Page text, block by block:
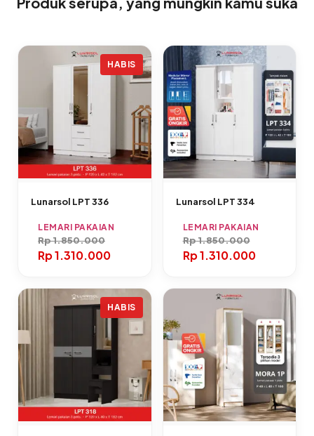
HABIS
Lunarsol LPT 336
LEMARI PAKAIAN
Rp1.850.000
Rp1.310.000
Lunarsol LPT 334
LEMARI PAKAIAN
Rp1.850.000
Rp1.310.000
HABIS